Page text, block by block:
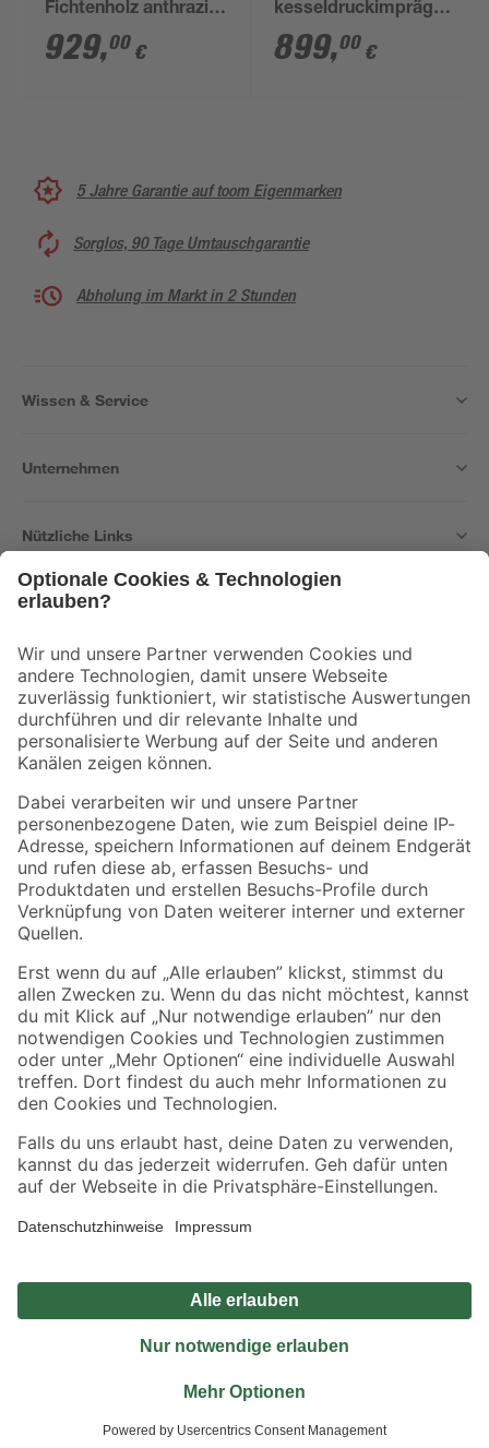
Fichtenholz anthrazit
557 x 555 cm
929,00 €
kesseldruckimprägniert
300 x 600 cm
899,00 €
5 Jahre Garantie auf toom Eigenmarken
Sorglos, 90 Tage Umtauschgarantie
Abholung im Markt in 2 Stunden
Wissen & Service
Unternehmen
Nützliche Links
Der toom Newsletter: Keine Angebote und Aktionen mehr verpassen!
Zur Newsletter Anmeldung
Folge uns
Zahlungsarten Versandarten
Sicher einkaufen
Jetzt die toom-App herunterladen
Alle Preisangaben in EUR inkl. gesetzl. MwSt.. Die dargestellten Angebote sind unter
Umständen nicht in allen Märkten verfügbar. Die angegebenen Verfügbarkeiten beziehen
Produkte nur solange der Vorrat reicht.
*Paketversand ab 59 € versandkostenfrei, gilt nicht für Artikel mit Speditionsversand, hier
Privatsphäre Impressum
Nutzungsbedingungen
Widerrufsrecht
Vertrag widerrufen
© 2026 toom Baumarkt GmbH